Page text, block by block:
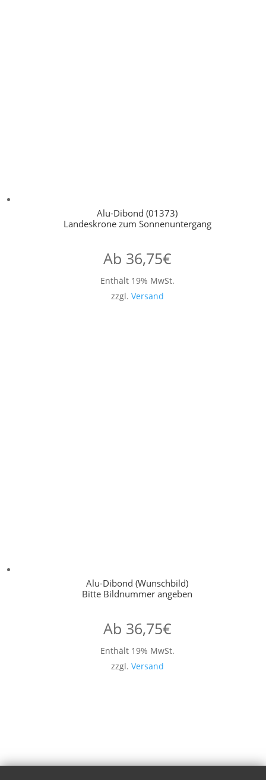
Alu-Dibond (01373)
Landeskrone zum Sonnenuntergang
Ab 36,75€
Enthält 19% MwSt.
zzgl. Versand
Alu-Dibond (Wunschbild)
Bitte Bildnummer angeben
Ab 36,75€
Enthält 19% MwSt.
zzgl. Versand